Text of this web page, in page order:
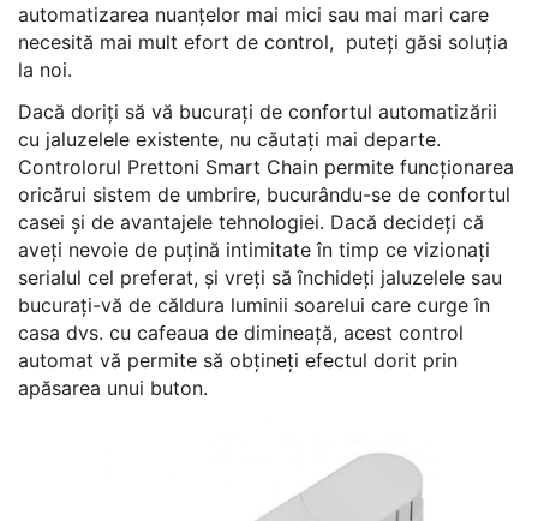
automatizarea nuanțelor mai mici sau mai mari care
necesită mai mult efort de control, puteți găsi soluția
la noi.
Dacă doriți să vă bucurați de confortul automatizării
cu jaluzelele existente, nu căutați mai departe.
Controlorul Prettoni Smart Chain permite funcționarea
oricărui sistem de umbrire, bucurându-se de confortul
casei și de avantajele tehnologiei. Dacă decideți că
aveți nevoie de puțină intimitate în timp ce vizionați
serialul cel preferat, și vreți să închideți jaluzelele sau
bucurați-vă de căldura luminii soarelui care curge în
casa dvs. cu cafeaua de dimineață, acest control
automat vă permite să obțineți efectul dorit prin
apăsarea unui buton.